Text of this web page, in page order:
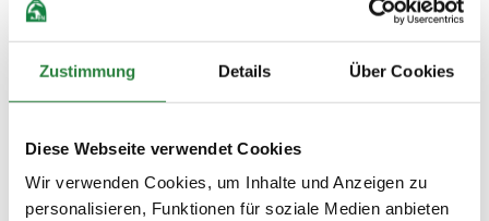
Zustimmung Details Über Cookies
Diese Webseite verwendet Cookies
Wir verwenden Cookies, um Inhalte und Anzeigen zu
personalisieren, Funktionen für soziale Medien anbieten
%) beziehungsweise M und S (26,9 % zu 10,2 %)